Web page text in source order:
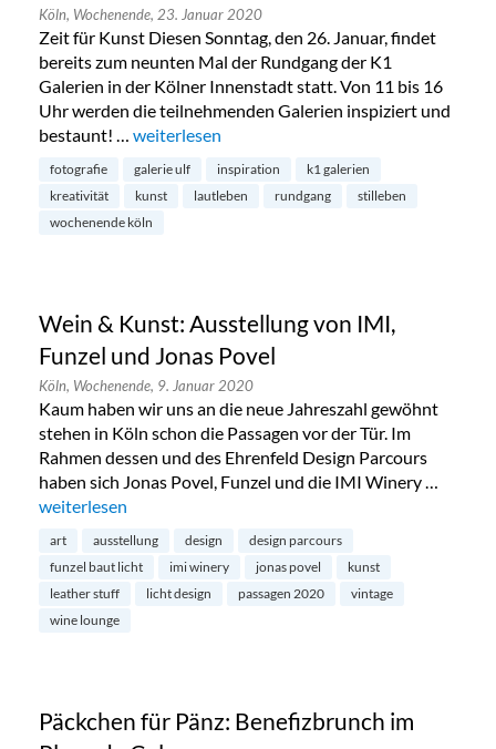
Köln, Wochenende, 23. Januar 2020
Zeit für Kunst Diesen Sonntag, den 26. Januar, findet
bereits zum neunten Mal der Rundgang der K1
Galerien in der Kölner Innenstadt statt. Von 11 bis 16
Uhr werden die teilnehmenden Galerien inspiziert und
bestaunt! … „Rundgang der K1 Galerien in der Kölner
weiterlesen
fotografie galerie ulf inspiration
k1 galerien
kreativität
kunst lautleben rundgang
stilleben
wochenende köln
Wein & Kunst: Ausstellung von IMI,
Funzel und Jonas Povel
Köln, Wochenende, 9. Januar 2020
Kaum haben wir uns an die neue Jahreszahl gewöhnt
stehen in Köln schon die Passagen vor der Tür. Im
Rahmen dessen und des Ehrenfeld Design Parcours
haben sich Jonas Povel, Funzel und die IMI Winery …
„Wein & Kunst: Ausstellung von IMI, Funzel und Jonas
weiterlesen
art ausstellung design
design parcours
funzel baut licht
imi winery jonas povel
kunst
leather stuff
licht design passagen 2020
vintage
wine lounge
Päckchen für Pänz: Benefizbrunch im